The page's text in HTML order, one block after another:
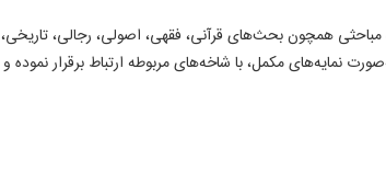
همچون بحث‌های قرآنى، فقهی، اصولى، رجالى، تاريخى،
نمايه‌هاى مكمل، با شاخه‌هاى مربوطه ارتباط برقرار نموده و